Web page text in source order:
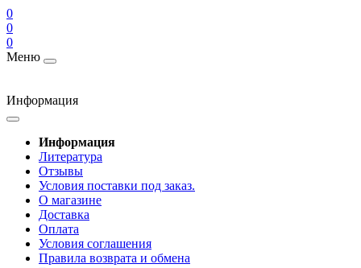
0
0
0
Меню
Информация
Информация
Литература
Отзывы
Условия поставки под заказ.
О магазине
Доставка
Оплата
Условия соглашения
Правила возврата и обмена